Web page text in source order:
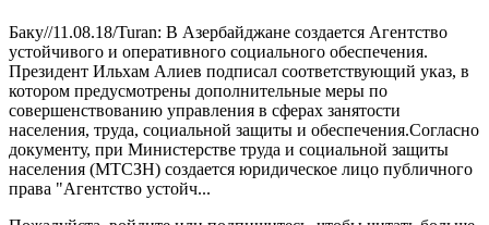
Баку//11.08.18/Turan: B Азербайджане создается Агентство
устойчивого и оперативного социального обеспечения.
Президент Ильхам Алиев подписал соответствующий указ, в
котором предусмотрены дополнительные меры по
совершенствованию управления в сферах занятости
населения, труда, социальной защиты и обеспечения.Согласно
документу, при Министерстве труда и социальной защиты
населения (МТСЗН) создается юридическое лицо публичного
права "Агентство устойч...